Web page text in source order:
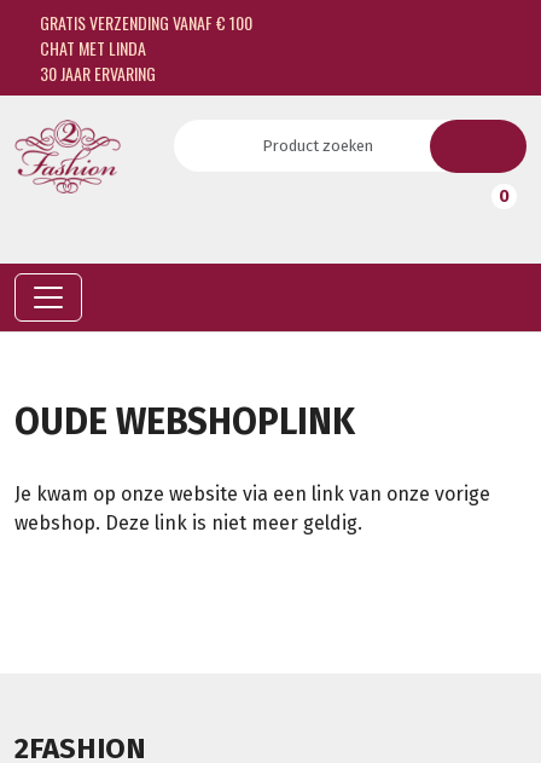
GRATIS VERZENDING VANAF € 100
CHAT MET LINDA
30 JAAR ERVARING
0
OUDE WEBSHOPLINK
Je kwam op onze website via een link van onze vorige
webshop. Deze link is niet meer geldig.
2FASHION